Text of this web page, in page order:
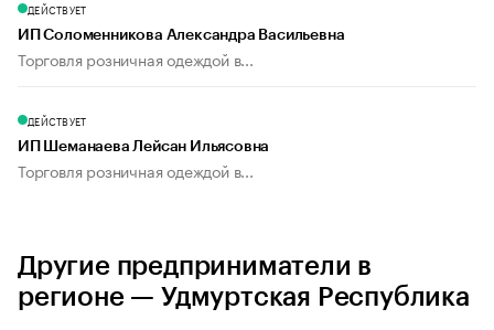
ДЕЙСТВУЕТ
ИП Соломенникова Александра Васильевна
Торговля розничная одеждой в...
ДЕЙСТВУЕТ
ИП Шеманаева Лейсан Ильясовна
Торговля розничная одеждой в...
Другие предприниматели в
регионе — Удмуртская Республика